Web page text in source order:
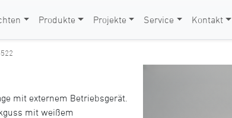
Produkte Projekte Service Kontakt
mit externem Betriebsgerät.
mit weißem